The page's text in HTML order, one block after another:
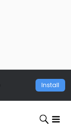
Install